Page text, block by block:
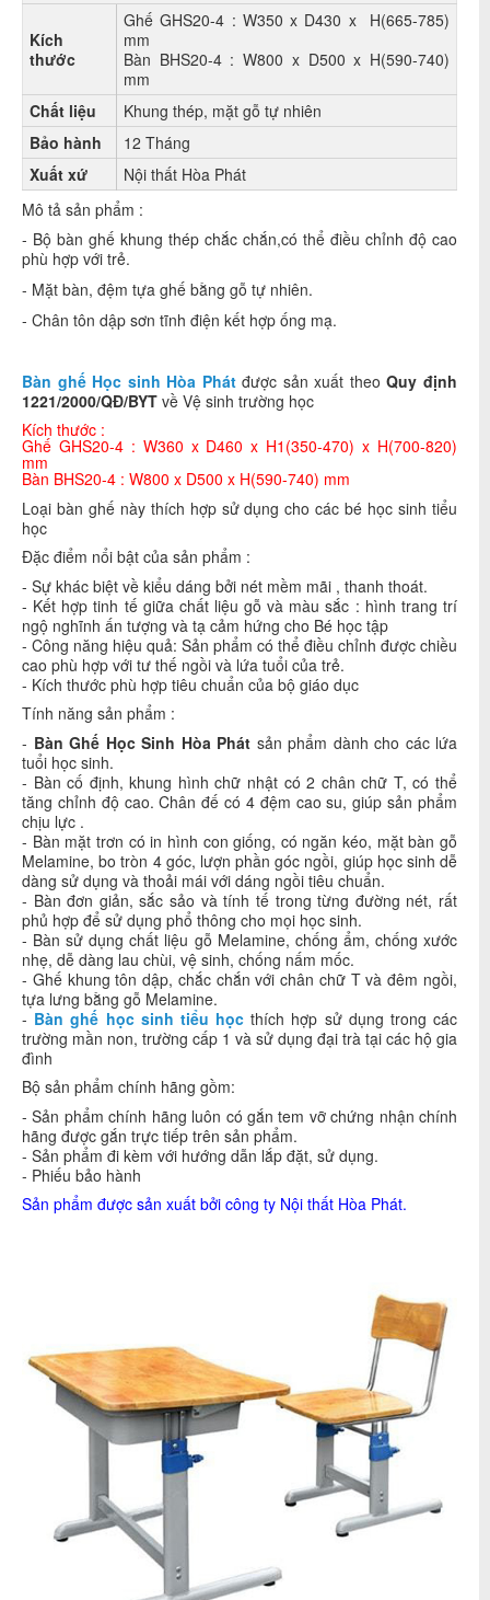
Kích
thước
Ghế GHS20-4 : W350 x D430 x H(665-785)
mm
Bàn BHS20-4 : W800 x D500 x H(590-740)
mm
Chất liệu
Khung thép, mặt gỗ tự nhiên
Bảo hành
12 Tháng
Xuất xứ
Nội thất Hòa Phát
Mô tả sản phẩm :
- Bộ bàn ghế khung thép chắc chắn,có thể điều chỉnh độ cao
phù hợp với trẻ.
- Mặt bàn, đệm tựa ghế bằng gỗ tự nhiên.
- Chân tôn dập sơn tĩnh điện kết hợp ống mạ.
Bàn ghế Học sinh Hòa Phát được sản xuất theo Quy định
1221/2000/QĐ/BYT về Vệ sinh trường học
Kích thước :
Ghế GHS20-4 : W360 x D460 x H1(350-470) x H(700-820)
mm
Bàn BHS20-4 : W800 x D500 x H(590-740) mm
Loại bàn ghế này thích hợp sử dụng cho các bé học sinh tiểu
học
Đặc điểm nổi bật của sản phẩm :
- Sự khác biệt về kiểu dáng bởi nét mềm mãi , thanh thoát.
- Kết hợp tinh tế giữa chất liệu gỗ và màu sắc : hình trang trí
ngộ nghĩnh ấn tượng và tạ cảm hứng cho Bé học tập
- Công năng hiệu quả: Sản phẩm có thể điều chỉnh được chiều
cao phù hợp với tư thế ngồi và lứa tuổi của trẻ.
- Kích thước phù hợp tiêu chuẩn của bộ giáo dục
Tính năng sản phẩm :
- Bàn Ghế Học Sinh Hòa Phát sản phẩm dành cho các lứa
tuổi học sinh.
- Bàn cố định, khung hình chữ nhật có 2 chân chữ T, có thể
tăng chỉnh độ cao. Chân đế có 4 đệm cao su, giúp sản phẩm
chịu lực .
- Bàn mặt trơn có in hình con giống, có ngăn kéo, mặt bàn gỗ
Melamine, bo tròn 4 góc, lượn phần góc ngồi, giúp học sinh dễ
dàng sử dụng và thoải mái với dáng ngồi tiêu chuẩn.
- Bàn đơn giản, sắc sảo và tính tế trong từng đường nét, rất
phủ hợp để sử dụng phổ thông cho mọi học sinh.
- Bàn sử dụng chất liệu gỗ Melamine, chống ẩm, chống xước
nhẹ, dễ dàng lau chùi, vệ sinh, chống nấm mốc.
- Ghế khung tôn dập, chắc chắn với chân chữ T và đêm ngồi,
tựa lưng bằng gỗ Melamine.
- Bàn ghế học sinh tiểu học thích hợp sử dụng trong các
trường mần non, trường cấp 1 và sử dụng đại trà tại các hộ gia
đình
Bộ sản phẩm chính hãng gồm:
- Sản phẩm chính hãng luôn có gắn tem vỡ chứng nhận chính
hãng được gắn trực tiếp trên sản phẩm.
- Sản phẩm đi kèm với hướng dẫn lắp đặt, sử dụng.
- Phiếu bảo hành
Sản phẩm được sản xuất bởi công ty Nội thất Hòa Phát.